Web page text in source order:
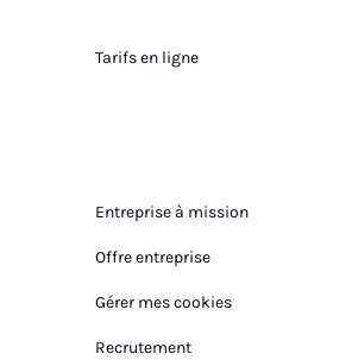
Tarifs en ligne
Entreprise à mission
Offre entreprise
Gérer mes cookies
Recrutement